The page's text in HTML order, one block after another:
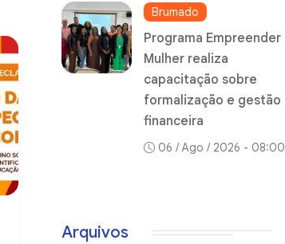
Brumado
Programa Empreender
Mulher realiza
capacitação sobre
formalização e gestão
financeira
06 / Ago / 2026 - 08:00
Arquivos